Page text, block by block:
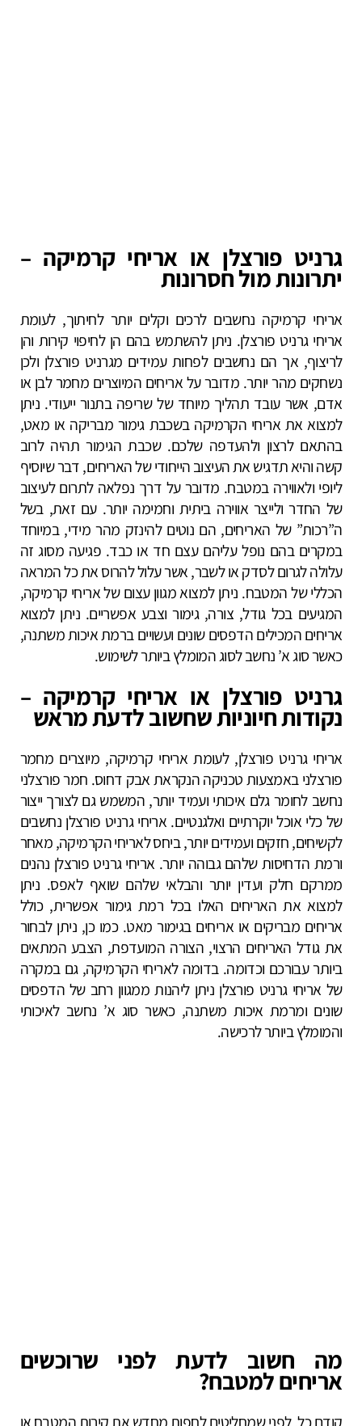
גרניט פורצלן או אריחי קרמיקה –
יתרונות מול חסרונות
אריחי קרמיקה נחשבים לרכים וקלים יותר לחיתוך, לעומת
אריחי גרניט פורצלן. ניתן להשתמש בהם הן לחיפוי קירות והן
לריצוף, אך הם נחשבים לפחות עמידים מגרניט פורצלן ולכן
נשחקים מהר יותר. מדובר על אריחים המיוצרים מחמר לבן או
אדם, אשר עובד תהליך מיוחד של שריפה בתנור ייעודי. ניתן
למצוא את אריחי הקרמיקה בשכבת גימור מבריקה או מאט,
בהתאם לרצון ולהעדפה שלכם. שכבת הגימור תהיה לרוב
קשה והיא תדגיש את העיצוב הייחודי של האריחים, דבר שיוסיף
ליופי ולאווירה במטבח. מדובר על דרך נפלאה לתרום לעיצוב
של החדר ולייצר אווירה ביתית וחמימה יותר. עם זאת, בשל
ה”רכות” של האריחים, הם נוטים להינזק מהר מידי, במיוחד
במקרים בהם נופל עליהם עצם חד או כבד. פגיעה מסוג זה
עלולה לגרום לסדק או לשבר, אשר עלול להרוס את כל המראה
הכללי של המטבח. ניתן למצוא מגוון עצום של אריחי קרמיקה,
המגיעים בכל גודל, צורה, גימור וצבע אפשריים. ניתן למצוא
אריחים המכילים הדפסים שונים ועשויים ברמת איכות משתנה,
כאשר סוג א’ נחשב לסוג המומלץ ביותר לשימוש.
גרניט פורצלן או אריחי קרמיקה –
נקודות חיוניות שחשוב לדעת מראש
אריחי גרניט פורצלן, לעומת אריחי קרמיקה, מיוצרים מחמר
פורצלני באמצעות טכניקה הנקראת אבק דחוס. חמר פורצלני
נחשב לחומר גלם איכותי ועמיד יותר, המשמש גם לצורך ייצור
של כלי אוכל יוקרתיים ואלגנטיים. אריחי גרניט פורצלן נחשבים
לקשיחים, חזקים ועמידים יותר, ביחס לאריחי הקרמיקה, מאחר
ורמת הדחיסות שלהם גבוהה יותר. אריחי גרניט פורצלן נהנים
ממרקם חלק ועדין יותר והבלאי שלהם שואף לאפס. ניתן
למצוא את האריחים האלו בכל רמת גימור אפשרית, כולל
אריחים מבריקים או אריחים בגימור מאט. כמו כן, ניתן לבחור
את גודל האריחים הרצוי, הצורה המועדפת, הצבע המתאים
ביותר עבורכם וכדומה. בדומה לאריחי הקרמיקה, גם במקרה
של אריחי גרניט פורצלן ניתן ליהנות ממגוון רחב של הדפסים
שונים ומרמת איכות משתנה, כאשר סוג א’ נחשב לאיכותי
והמומלץ ביותר לרכישה.
מה חשוב לדעת לפני שרוכשים
אריחים למטבח?
קודם כל, לפני שמחליטים לחפות מחדש את קירות המטבח או